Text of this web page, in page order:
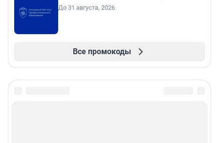
До 31 августа, 2026
Все промокоды